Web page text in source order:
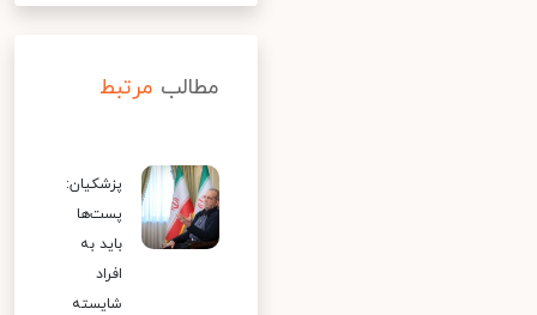
مطالب مرتبط
پزشکیان:
پست‌ها
باید به
افراد
شایسته